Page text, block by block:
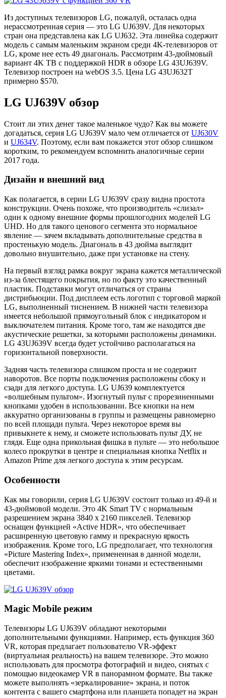
Из доступных телевизоров LG, пожалуй, осталась одна
нерассмотренная серия — это LG UJ639V. Для некоторых
стран она представлена как LG UJ632. Эта линейка содержит
модель с самым маленьким экраном среди 4K-телевизоров от
LG, кроме нее есть 49 диагональ. Рассмотрим 43-дюймовый
вариант 4K ТВ с поддержкой HDR в обзоре LG 43UJ639V.
Телевизор построен на webOS 3.5. Цена LG 43UJ632T
примерно $570.
LG UJ639V обзор
Стоит ли этих денег такое маленькое чудо? Как вы можете
догадаться, серия LG UJ639V мало чем отличается от UJ630V
и UJ634V. Поэтому, если вам покажется этот обзор слишком
коротким, то рекомендуем вспомнить аналогичные серии
2017 года.
Дизайн и внешний вид
Как полагается, в серии LG UJ639V сразу видна простота
конструкции. Очень похоже, что производитель «слизал»
один к одному внешние формы прошлогодних моделей LG
UHD. Но для такого ценового сегмента это нормальное
явление — зачем вкладывать дополнительные средства в
простенькую модель. Диагональ в 43 дюйма выглядит
довольно внушительно, даже при установке на стену.
На первый взгляд рамка вокруг экрана кажется металлической
из-за блестящего покрытия, но по факту это качественный
пластик. Подставки могут отличаться от страны
дистрибьюции. Под дисплеем есть логотип с торговой маркой
LG, выполненный тиснением. В нижней части телевизора
имеется небольшой прямоугольный блок с индикатором и
выключателем питания. Кроме того, там же находятся две
акустические решетки, за которыми расположены динамики.
LG 43UJ639V всегда будет устойчиво располагаться на
горизонтальной поверхности.
Задняя часть телевизора слишком проста и не содержит
наворотов. Все порты подключения расположены сбоку и
сзади для легкого доступа. LG UJ639 комплектуется
«волшебным пультом». Изогнутый пульт с прорезиненными
кнопками удобен в использовании. Все кнопки на нем
аккуратно организованы в группы и размещены равномерно
по всей площади пульта. Через некоторое время вы
привыкнете к нему, и сможете использовать пульт ДУ, не
глядя. Еще одна прикольная фишка в пульте — это небольшое
колесо прокрутки в центре и специальная кнопка Netflix и
Amazon Prime для легкого доступа к этим ресурсам.
Особенности
Как мы говорили, серия LG UJ639V состоит только из 49-й и
43-дюймовой модели. Это 4K Smart TV с нормальным
разрешением экрана 3840 x 2160 пикселей. Телевизор
оснащен функцией «Active HDR», что обеспечивает
расширенную цветовую гамму и прекрасную яркость
изображения. Кроме того, LG предполагает, что технология
«Picture Mastering Index», примененная в данной модели,
обеспечит изображение яркими тонами и естественными
цветами.
Magic Mobile режим
Телевизоры LG UJ639V обладают некоторыми
дополнительными функциями. Например, есть функция 360
VR, которая предлагает пользователю VR-эффект
(виртуальная реальность) на вашем телевизоре. Это можно
использовать для просмотра фотографий и видео, снятых с
помощью видеокамер VR в панорамном формате. Вы также
можете выполнять «зеркалирование» экрана, и поток
контента с вашего смартфона или планшета попадет на экран